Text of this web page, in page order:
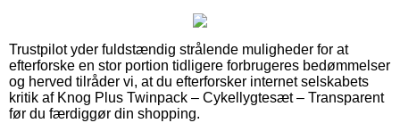
Trustpilot yder fuldstændig strålende muligheder for at
efterforske en stor portion tidligere forbrugeres bedømmelser
og herved tilråder vi, at du efterforsker internet selskabets
kritik af Knog Plus Twinpack – Cykellygtesæt – Transparent
før du færdiggør din shopping.